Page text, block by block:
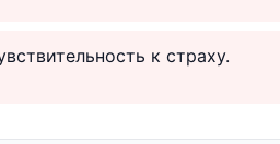
к страху.